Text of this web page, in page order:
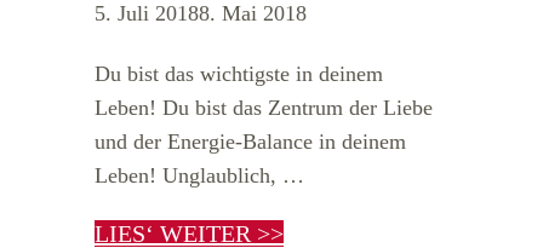
5. Juli 20188. Mai 2018
Du bist das wichtigste in deinem
Leben! Du bist das Zentrum der Liebe
und der Energie-Balance in deinem
Leben! Unglaublich, …
LIES‘ WEITER >>